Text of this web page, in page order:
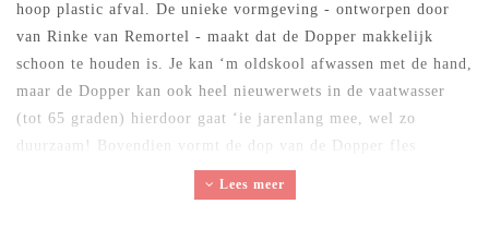
hoop plastic afval. De unieke vormgeving - ontworpen door
van Rinke van Remortel - maakt dat de Dopper makkelijk
schoon te houden is. Je kan ‘m oldskool afwassen met de hand,
maar de Dopper kan ook heel nieuwerwets in de vaatwasser
(tot 65 graden) hierdoor gaat ‘ie jarenlang mee, wel zo
duurzaam! Bovendien vormt de dop van de Dopper fles
omgekeerd een bekertje, zo wordt kraanwater letterlijk op een
voetstuk geplaatst. De Dopper wordt klimaatneutraal
Lees meer